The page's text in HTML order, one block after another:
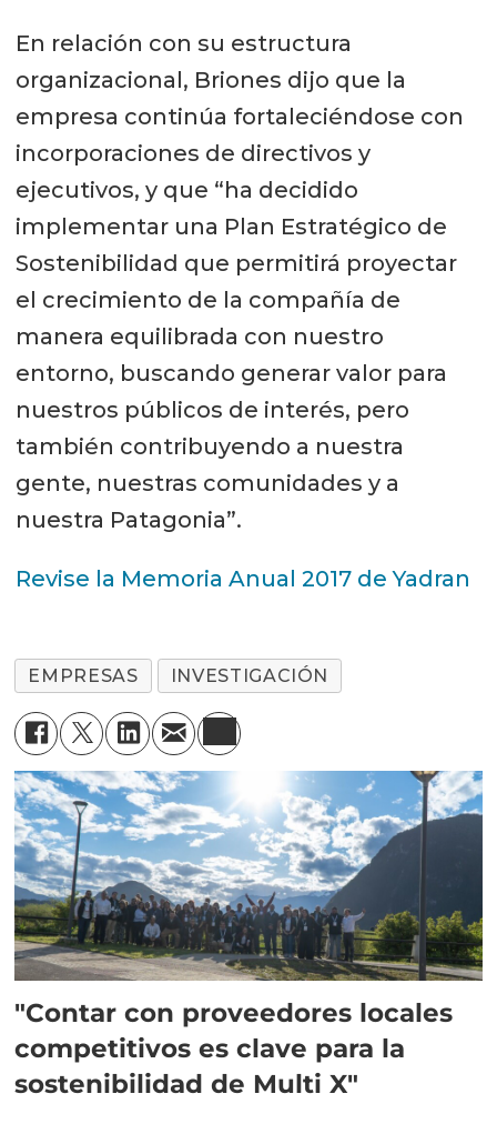
En relación con su estructura
organizacional, Briones dijo que la
empresa continúa fortaleciéndose con
incorporaciones de directivos y
ejecutivos, y que “ha decidido
implementar una Plan Estratégico de
Sostenibilidad que permitirá proyectar
el crecimiento de la compañía de
manera equilibrada con nuestro
entorno, buscando generar valor para
nuestros públicos de interés, pero
también contribuyendo a nuestra
gente, nuestras comunidades y a
nuestra Patagonia”.
Revise la Memoria Anual 2017 de Yadran
EMPRESAS INVESTIGACIÓN
"Contar con proveedores locales
competitivos es clave para la
sostenibilidad de Multi X"